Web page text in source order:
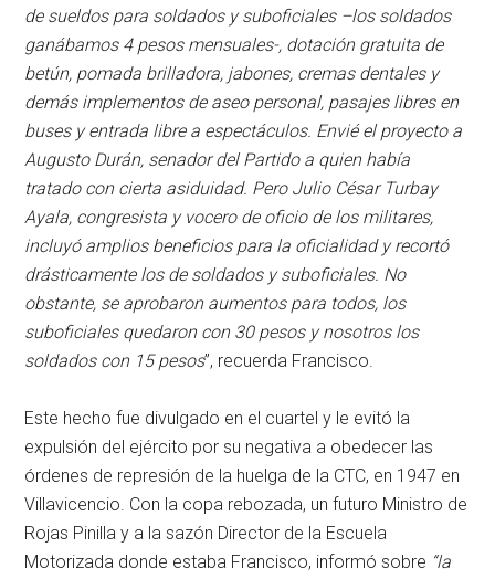
de sueldos para soldados y suboficiales –los soldados
ganábamos 4 pesos mensuales-, dotación gratuita de
betún, pomada brilladora, jabones, cremas dentales y
demás implementos de aseo personal, pasajes libres en
buses y entrada libre a espectáculos. Envié el proyecto a
Augusto Durán, senador del Partido a quien había
tratado con cierta asiduidad. Pero Julio César Turbay
Ayala, congresista y vocero de oficio de los militares,
incluyó amplios beneficios para la oficialidad y recortó
drásticamente los de soldados y suboficiales. No
obstante, se aprobaron aumentos para todos, los
suboficiales quedaron con 30 pesos y nosotros los
soldados con 15 pesos”, recuerda Francisco.
Este hecho fue divulgado en el cuartel y le evitó la
expulsión del ejército por su negativa a obedecer las
órdenes de represión de la huelga de la CTC, en 1947 en
Villavicencio. Con la copa rebozada, un futuro Ministro de
Rojas Pinilla y a la sazón Director de la Escuela
Motorizada donde estaba Francisco, informó sobre “la